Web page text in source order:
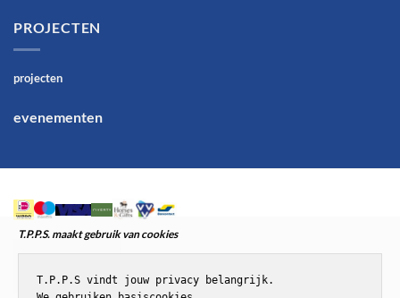
PROJECTEN
projecten
evenementen
T.P.P.S. maakt gebruik van cookies
T.P.P.S vindt jouw privacy belangrijk.